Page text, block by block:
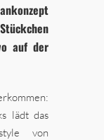
auf der
lädt das
von